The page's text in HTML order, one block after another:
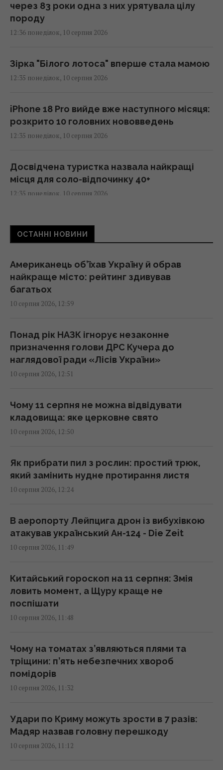
через 83 роки одна з них урятувала цілу
породу
12:36 понеділок, 10 серпня 2026
Зірка "Білого лотоса" вперше стала мамою
12:35 понеділок, 10 серпня 2026
iPhone 18 Pro вийде вже наступного місяця:
розкрито 10 головних нововведень
12:35 понеділок, 10 серпня 2026
Досвідчена туристка назвала найкращі
місця для соло-відпочинку 40+
12:35 понеділок, 10 серпня 2026
Пророцтво "Живого Нострадамуса" на
другу половину 2026 року холодить душу:
12:31 понеділок, 10 серпня 2026
У Британії пропонують розширити ядерну
"парасольку" на Україну та партнерів поза
12:26 понеділок, 10 серпня 2026
Від’ємне зростання нафтогазових доходів
РФ
РФ атакує українські порти покращеними
"Геранями": Forbes пояснив їхню небезпеку
У Римі від спеки рятуються під землею, -
The Independent (фото)
Під час зарядки електромобіля вдома
втрачається до чверті електроенергії
На українців чекає перепочинок від спеки:
прогноз на тиждень
12:00 понеділок, 10 серпня 2026
5 найбільш невибагливих кімнатних рослин:
красиві й не потребують догляду
12:00 понеділок, 10 серпня 2026
українська блогерка потрапила в аварію
11:45 понеділок, 10 серпня 2026
ОСТАННІ НОВИНИ
Американець об’їхав Україну й обрав
найкраще місто: рейтинг здивував
багатьох
10 серпня 2026, 12:59
Понад рік НАЗК ігнорує незаконне
призначення голови ДРС Кучера до
наглядової ради «Лісів України»
10 серпня 2026, 12:51
Чому 11 серпня не можна відвідувати
кладовища: яке церковне свято
10 серпня 2026, 12:50
Як прибрати пил з рослин: простий трюк,
який замінить нудне протирання листя
10 серпня 2026, 12:24
В аеропорту Лейпцига дрон із вибухівкою
атакував український Ан-124 - Die Zeit
10 серпня 2026, 11:49
Китайський гороскоп на 11 серпня: Змія
ловить момент, а Щуру краще не
поспішати
10 серпня 2026, 11:48
Чому на томатах з’являються плями та
тріщини: п’ять небезпечних хвороб
помідорів
10 серпня 2026, 11:32
Удари по Криму можуть зрости в 7 разів:
Мадяр назвав головну перешкоду
10 серпня 2026, 11:12